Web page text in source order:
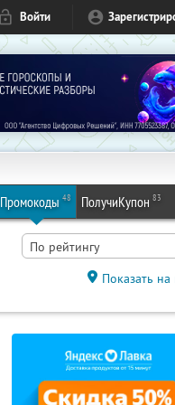
Войти
Промокоды 48 ПолучиКупон 83
По рейтингу
Показать на